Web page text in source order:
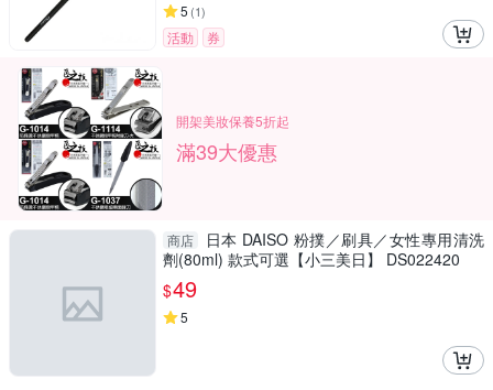
5 (1)
活動 券
開架美妝保養5折起
滿39大優惠
商店
日本 DAISO 粉撲／刷具／女性專用清洗
劑(80ml) 款式可選【小三美日】 DS022420
$49
5